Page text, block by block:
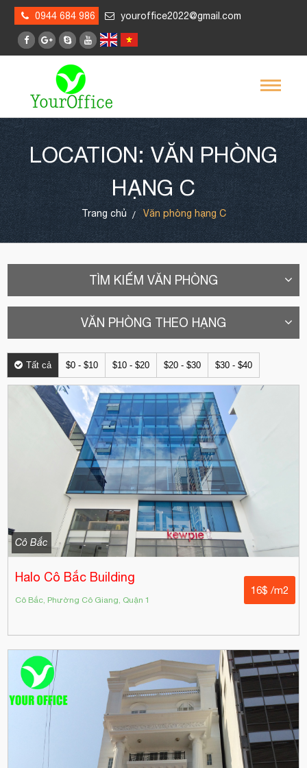
0944 684 986 youroffice2022@gmail.com
LOCATION: VĂN PHÒNG
HẠNG C
Trang chủ Văn phòng hạng C
TÌM KIẾM VĂN PHÒNG
VĂN PHÒNG THEO HẠNG
Tất cả $0 - $10 $10 - $20 $20 - $30 $30 - $40
Cô Bắc
Halo Cô Bắc Building
Cô Bắc, Phường Cô Giang, Quận 1
16$ /m2